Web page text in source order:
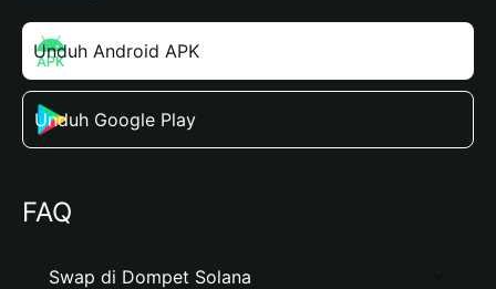
Unduh Android APK
Unduh Google Play
FAQ
Swap di Dompet Solana